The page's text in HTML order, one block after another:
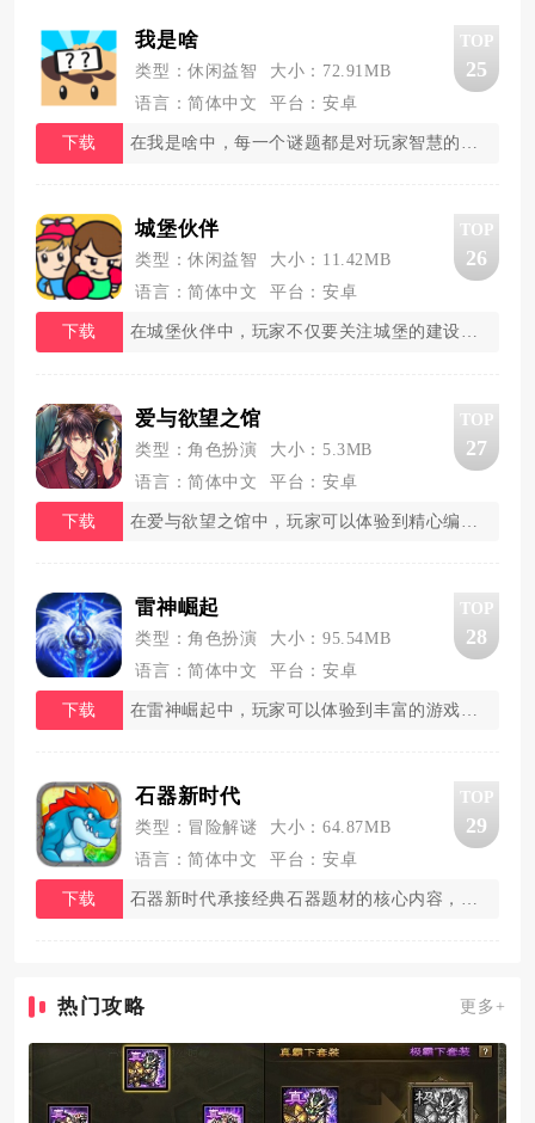
我是啥
类型：休闲益智
大小：72.91MB
语言：简体中文
平台：安卓
TOP
25
下载
城堡伙伴
类型：休闲益智
大小：11.42MB
语言：简体中文
平台：安卓
TOP
26
下载 在城堡伙伴中，玩家不仅要关注城堡的建设和发展
爱与欲望之馆
类型：角色扮演
大小：5.3MB
语言：简体中文
平台：安卓
TOP
27
下载
雷神崛起
类型：角色扮演
大小：95.54MB
语言：简体中文
平台：安卓
TOP
28
下载
石器新时代
类型：冒险解谜
大小：64.87MB
语言：简体中文
平台：安卓
TOP
29
下载
热门攻略 更多+